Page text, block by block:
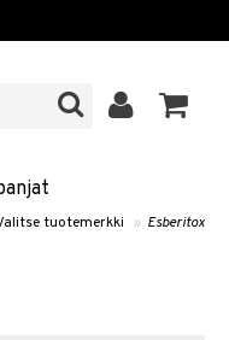
tuotemerkki » Esberitox